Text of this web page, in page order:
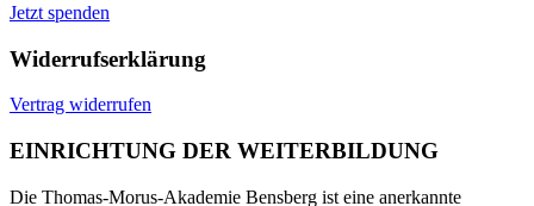
Jetzt spenden
Widerrufserklärung
Vertrag widerrufen
EINRICHTUNG DER WEITERBILDUNG
Die Thomas-Morus-Akademie Bensberg ist eine anerkannte